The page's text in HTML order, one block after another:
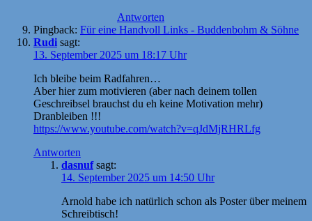
Antworten
Pingback: Für eine Handvoll Links - Buddenbohm & Söhne
Rudi sagt:
13. September 2025 um 18:17 Uhr
Ich bleibe beim Radfahren…
Aber hier zum motivieren (aber nach deinem tollen
Geschreibsel brauchst du eh keine Motivation mehr)
Dranbleiben !!!
https://www.youtube.com/watch?v=qJdMjRHRLfg
Antworten
dasnuf sagt:
14. September 2025 um 14:50 Uhr
Arnold habe ich natürlich schon als Poster über meinem
Schreibtisch!